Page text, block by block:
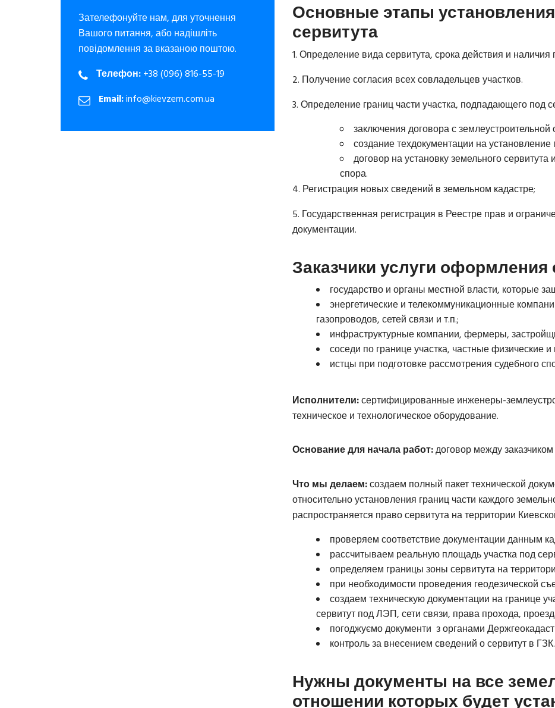
Зателефонуйте нам, для уточнення
Вашого питання, або надішліть
повідомлення за вказаною поштою.
Телефон:+38 (096) 816-55-19
Email:info@kievzem.com.ua
Основные этапы
сервитута
1. Определение вида сервитута, срока действия и
2. Получение согласия всех совладельцев участков.
3. Определение границ части участка, подпадающего под
заключения договора с землеустроительной
создание техдокументации на установление
договор на установку земельного
спора.
4. Регистрация новых сведений в земельном кадастре;
5. Государственная регистрация в Реестре прав и
документации.
Заказчики услуги оформления
государство и органы местной власти, которые
энергетические и телекоммуникационные
газопроводов, сетей связи и т.п.;
инфраструктурные компании, фермеры,
соседи по границе участка, частные физические
истцы при подготовке рассмотрения судебного
Исполнители:сертифицированные инженеры-
техническое и технологическое оборудование.
Основание для начала работ:договор между
Что мы делаем:создаем полный пакет технической
относительно установления границ части каждого
распространяется право сервитута на территории
проверяем соответствие документации данным
рассчитываем реальную площадь участка под
определяем границы зоны сервитута на
при необходимости проведения геодезической
создаем техническую документации на границе
сервитут под ЛЭП, сети связи, права прохода,
погоджуємо документи з органами
контроль за внесением сведений о сервитут в ГЗК.
Нужны документы на все
отношении которых будет